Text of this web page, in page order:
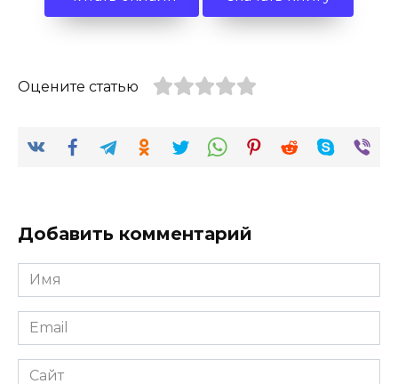
Оцените статью
Добавить комментарий
Имя
*
Email
*
Сайт